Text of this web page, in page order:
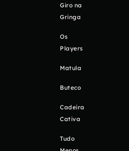
Giro na
Gringa
Os
Players
Matula
Buteco
Cadeira
Cativa
Tudo